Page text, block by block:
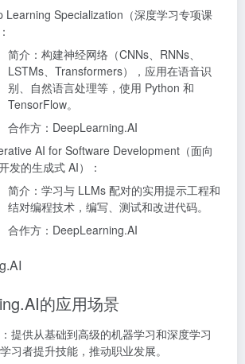
Learning Specialization（深度学习专项课
简介：构建神经网络（CNNs、RNNs、
LSTMs、Transformers），应用在语音识
别、自然语言处理等，使用 Python 和
TensorFlow。
合作方：DeepLearning.AI
AI for Software Development（面向
发的生成式 AI）：
简介：学习与 LLMs 配对的实用提示工程和
结对编程技术，编写、测试和改进代码。
合作方：DeepLearning.AI
的应用场景
提供从基础到高级的机器学习和深度学习
习者提升技能，推动职业发展。